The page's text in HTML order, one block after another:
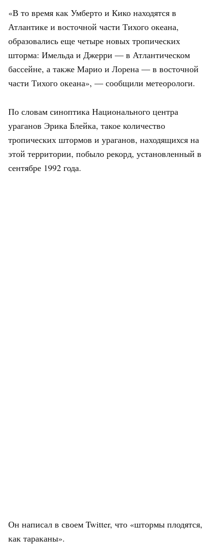
«В то время как Умберто и Кико находятся в
Атлантике и восточной части Тихого океана,
образовались еще четыре новых тропических
шторма: Имельда и Джерри — в Атлантическом
бассейне, а также Марио и Лорена — в восточной
части Тихого океана», — сообщили метеорологи.
По словам синоптика Национального центра
ураганов Эрика Блейка, такое количество
тропических штормов и ураганов, находящихся на
этой территории, побыло рекорд, установленный в
сентябре 1992 года.
Он написал в своем Twitter, что «штормы плодятся,
как тараканы».